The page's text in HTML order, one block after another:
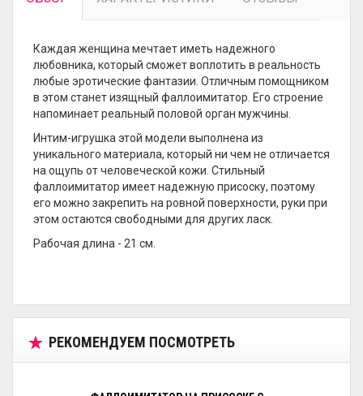
Каждая женщина мечтает иметь надежного
любовника, который сможет воплотить в реальность
любые эротические фантазии. Отличным помощником
в этом станет изящный фаллоимитатор. Его строение
напоминает реальный половой орган мужчины.
Интим-игрушка этой модели выполнена из
уникального материала, который ни чем не отличается
на ощупь от человеческой кожи. Стильный
фаллоимитатор имеет надежную присоску, поэтому
его можно закрепить на ровной поверхности, руки при
этом остаются свободными для других ласк.
Рабочая длина - 21 см.
РЕКОМЕНДУЕМ ПОСМОТРЕТЬ